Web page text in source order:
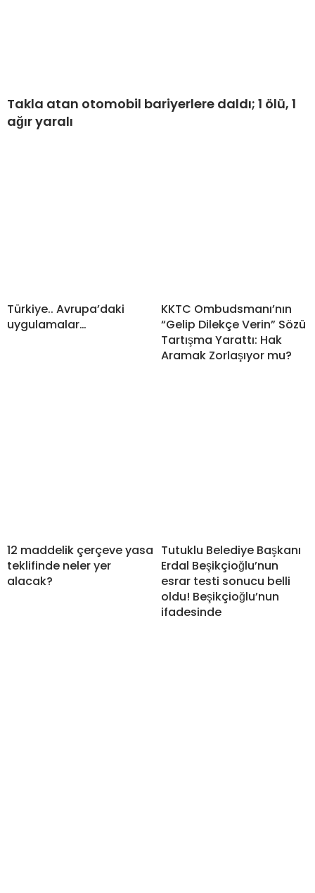
Takla atan otomobil bariyerlere daldı; 1 ölü, 1
ağır yaralı
Türkiye.. Avrupa’daki
uygulamalar…
KKTC Ombudsmanı’nın
“Gelip Dilekçe Verin” Sözü
Tartışma Yarattı: Hak
Aramak Zorlaşıyor mu?
12 maddelik çerçeve yasa
teklifinde neler yer
alacak?
Tutuklu Belediye Başkanı
Erdal Beşikçioğlu’nun
esrar testi sonucu belli
oldu! Beşikçioğlu’nun
ifadesinde